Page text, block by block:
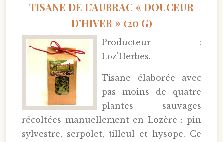
TISANE DE L’AUBRAC « DOUCEUR
D’HIVER » (20 G)
Producteur :
Loz'Herbes.
Tisane élaborée avec
pas moins de quatre
plantes sauvages
récoltées manuellement en Lozère : pin
sylvestre, serpolet, tilleul et hysope. Ce